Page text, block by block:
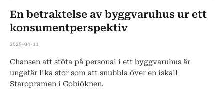
En betraktelse av byggvaruhus ur ett
konsumentperspektiv
2025-04-11
Chansen att stöta på personal i ett byggvaruhus är
ungefär lika stor som att snubbla över en iskall
Staropramen i Gobiöknen.